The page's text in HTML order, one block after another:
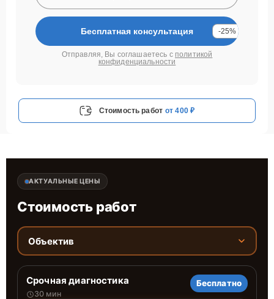
Бесплатная консультация -25%
Отправляя, Вы соглашаетесь с политикой
конфиденциальности
Стоимость работ от 400 ₽
АКТУАЛЬНЫЕ ЦЕНЫ
Стоимость работ
Объектив
Срочная диагностика
30 мин
Бесплатно